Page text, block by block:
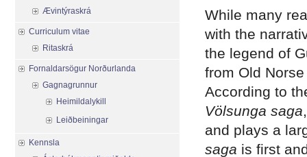
While many
with the
the legend of
from Old
According to
Völsunga saga
and plays a
saga is first
Ævintýraskrá
Curriculum vitae
Ritaskrá
Fornaldarsögur Norðurlanda
Gagnagrunnur
Heimildalykill
Leiðbeiningar
Kennsla